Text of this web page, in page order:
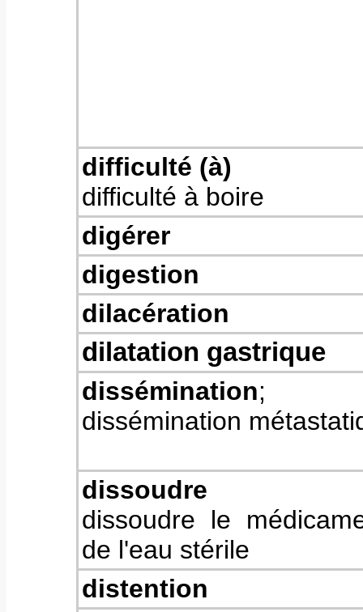
difficulté (à)
difficulté à boire
digérer
digestion
dilacération
dilatation gastrique
dissémination;
dissémination
dissoudre
dissoudre le
de l'eau stérile
distention